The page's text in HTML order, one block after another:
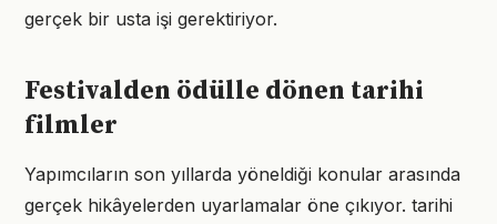
gerçek bir usta işi gerektiriyor.
Festivalden ödülle dönen tarihi
filmler
Yapımcıların son yıllarda yöneldiği konular arasında
gerçek hikâyelerden uyarlamalar öne çıkıyor. tarihi